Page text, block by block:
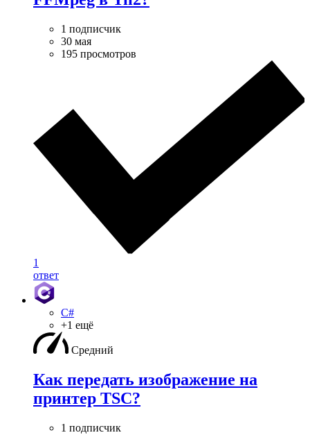
1 подписчик
30 мая
195 просмотров
1
ответ
C#
+1 ещё
Средний
Как передать изображение на
принтер TSC?
1 подписчик